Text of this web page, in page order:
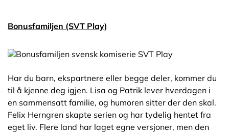
Bonusfamiljen (SVT Play)
Har du barn, ekspartnere eller begge deler, kommer du
til å kjenne deg igjen. Lisa og Patrik lever hverdagen i
en sammensatt familie, og humoren sitter der den skal.
Felix Herngren skapte serien og har tydelig hentet fra
eget liv. Flere land har laget egne versjoner, men den